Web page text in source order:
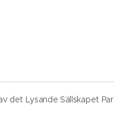
det Lysande Sällskapet Par